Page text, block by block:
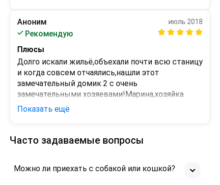
Нет минусов
Аноним
Рекомендую
июль 2018
Плюсы
Долго искали жильё,объехали почти всю станицу
и когда совсем отчаялись,нашли этот
замечательный домик 2 с очень
замечательными хозяевами!Марина,хозяйка
дома-замечательный человек,по любому
вопросу можно обратиться!домик
работает,душ очень большой и удобный!
Минусы
Показать ещё
Часто задаваемые вопросы
Можно ли приехать с собакой или кошкой?